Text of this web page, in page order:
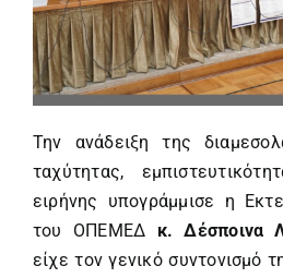
Την ανάδειξη της
ταχύτητας,
ειρήνης υπογράμμισε η
του ΟΠΕΜΕΔ κ. Δέσποινα
είχε τον γενικό